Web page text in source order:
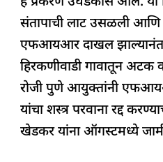
संतापाची लाट उसळली आणि
एफआयआर दाखल झाल्यानंतर
हिरकणीवाडी गावातून
रोजी पुणे आयुक्तांनी
यांचा शस्त्र परवाना रद्द
खेडकर यांना ऑगस्टमध्ये